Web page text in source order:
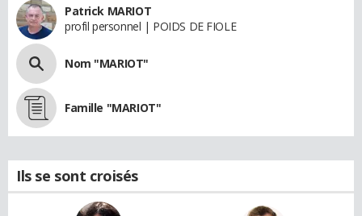
Patrick MARIOT
profil personnel | POIDS DE FIOLE
Nom "MARIOT"
Famille "MARIOT"
Ils se sont croisés